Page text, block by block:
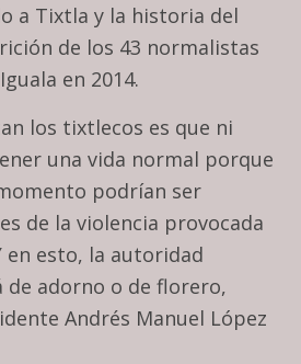
a Tixtla y la historia del
de los 43 normalistas
en 2014.
los tixtlecos es que ni
una vida normal porque
podrían ser
de la violencia provocada
en esto, la autoridad
adorno o de florero,
Andrés Manuel López